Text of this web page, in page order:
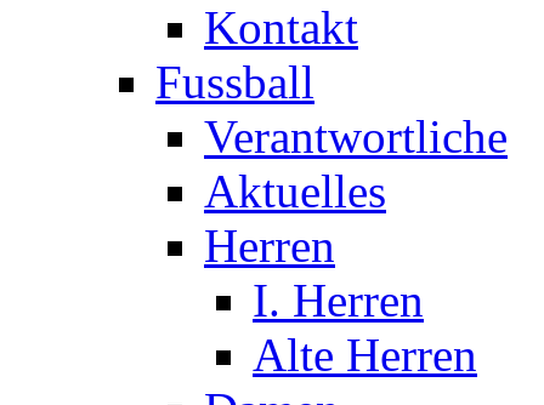
Kontakt
Fussball
Verantwortliche
Aktuelles
Herren
I. Herren
Alte Herren